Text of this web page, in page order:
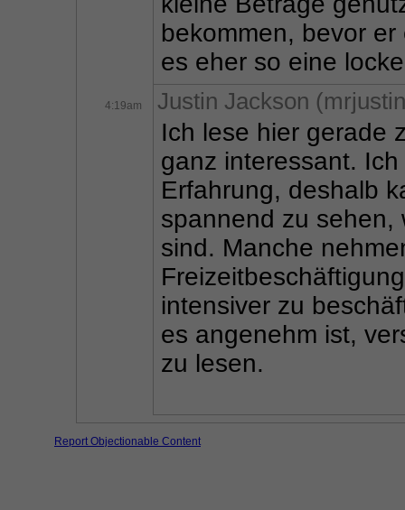
bekommen, bevor
es eher so eine
4:19am Justin Jackson
Ich lese hier gerade
ganz interessant.
Erfahrung, deshalb
spannend zu sehen,
sind. Manche
intensiver zu
es angenehm ist,
zu lesen.
Report Objectionable Content